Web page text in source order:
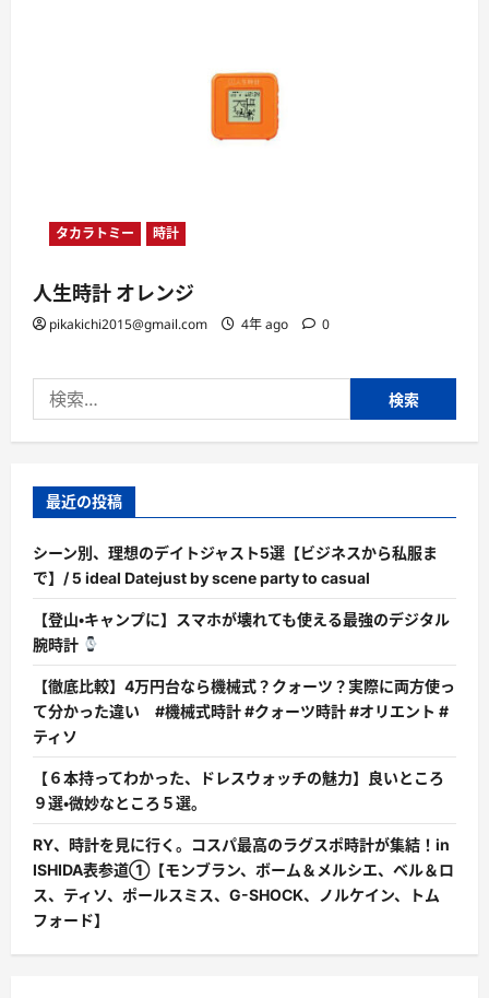
タカラトミー 時計
人生時計 オレンジ
pikakichi2015@gmail.com 4年 ago 0
索:
最近の投稿
シーン別、理想のデイトジャスト5選【ビジネスから私服ま
で】/ 5 ideal Datejust by scene party to casual
【登山・キャンプに】スマホが壊れても使える最強のデジタル
腕時計
【徹底比較】4万円台なら機械式？クォーツ？実際に両方使っ
て分かった違い #機械式時計 #クォーツ時計 #オリエント #
ティソ
【６本持ってわかった、ドレスウォッチの魅力】良いところ
９選・微妙なところ５選。
RY、時計を見に行く。コスパ最高のラグスポ時計が集結！in
ISHIDA表参道①【モンブラン、ボーム＆メルシエ、ベル＆ロ
ス、ティソ、ポールスミス、G-SHOCK、ノルケイン、トム
フォード】